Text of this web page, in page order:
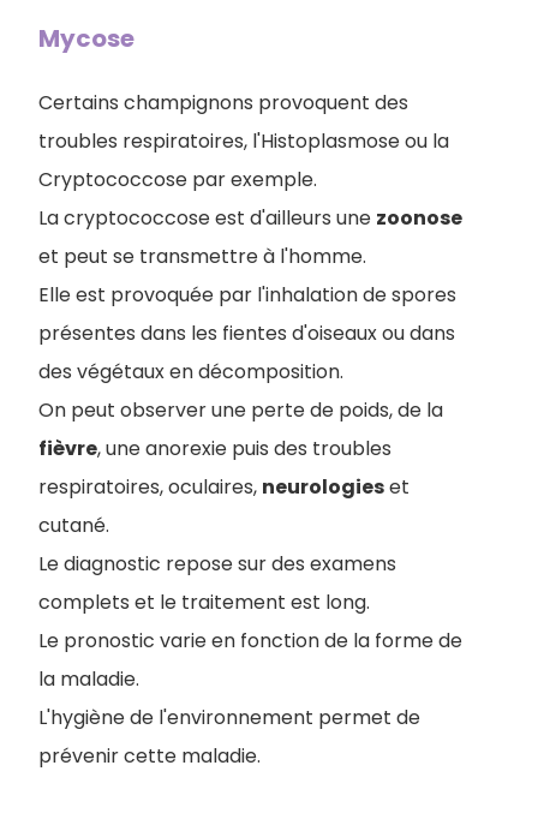
Mycose
Certains champignons provoquent des
troubles respiratoires, l'Histoplasmose ou la
Cryptococcose par exemple.
La cryptococcose est d'ailleurs une zoonose
et peut se transmettre à l'homme.
Elle est provoquée par l'inhalation de spores
présentes dans les fientes d'oiseaux ou dans
des végétaux en décomposition.
On peut observer une perte de poids, de la
fièvre, une anorexie puis des troubles
respiratoires, oculaires, neurologieset
cutané.
Le diagnostic repose sur des examens
complets et le traitement est long.
Le pronostic varie en fonction de la forme de
la maladie.
L'hygiène de l'environnement permet de
prévenir cette maladie.